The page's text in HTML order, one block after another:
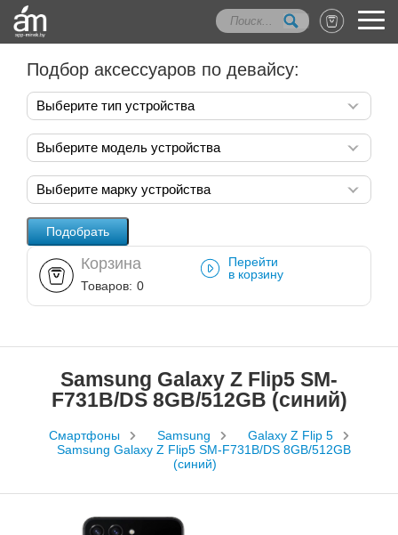
Подбор аксессуаров по девайсу:
Выберите тип устройства
Выберите модель устройства
Выберите марку устройства
Корзина
Товаров: 0
Перейти
в корзину
Samsung Galaxy Z Flip5 SM-
F731B/DS 8GB/512GB (синий)
Смартфоны Samsung
Galaxy Z Flip 5
Samsung Galaxy Z Flip5 SM-F731B/DS 8GB/512GB
(синий)